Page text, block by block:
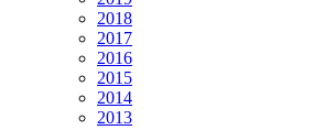
2018
2017
2016
2015
2014
2013